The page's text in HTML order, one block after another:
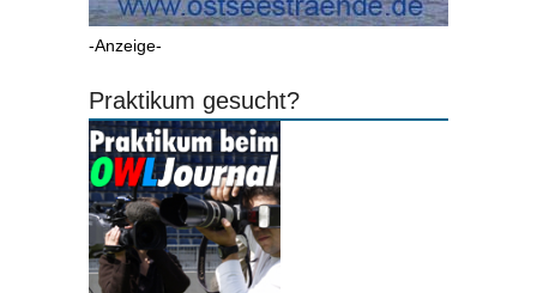
-Anzeige-
Praktikum gesucht?